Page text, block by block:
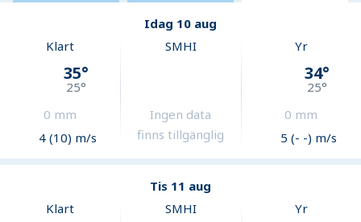
Idag 10 aug
Klart
35°
25°
0 mm
4 (10) m/s
SMHI
Ingen data
finns tillgänglig
Yr
34°
25°
0 mm
5 (- -) m/s
Tis 11 aug
Klart
SMHI Yr